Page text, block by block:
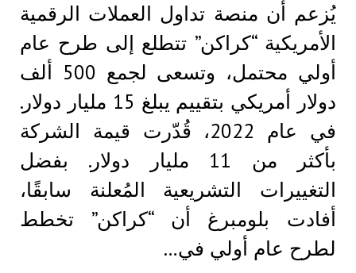
يُزعم أن منصة تداول العملات الرقمية
الأمريكية “كراكن” تتطلع إلى طرح عام
أولي محتمل، وتسعى لجمع 500 ألف
دولار أمريكي بتقييم يبلغ 15 مليار دولار.
في عام 2022، قُدّرت قيمة الشركة
بأكثر من 11 مليار دولار. بفضل
التغييرات التشريعية المُعلنة سابقًا،
أفادت بلومبرغ أن “كراكن” تخطط
لطرح عام أولي في…